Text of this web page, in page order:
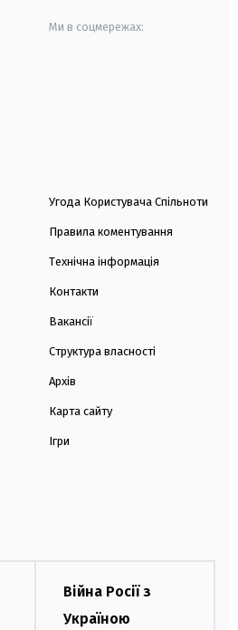
Ми в соцмережах:
Угода Користувача Спільноти
Правила коментування
Технічна інформація
Контакти
Вакансії
Структура власності
Архів
Карта сайту
Ігри
Війна Росії з
Україною